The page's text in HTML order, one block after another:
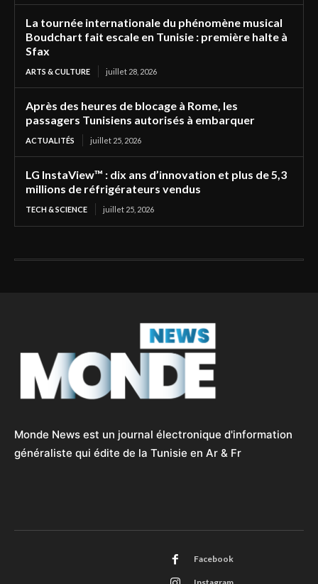
La tournée internationale du phénomène musical
Boudchart fait escale en Tunisie : première halte à
Sfax
ARTS & CULTURE juillet 28, 2026
Après des heures de blocage à Rome, les
passagers Tunisiens autorisés à embarquer
ACTUALITÉS juillet 25, 2026
LG InstaView™ : dix ans d’innovation et plus de 5,3
millions de réfrigérateurs vendus
TECH & SCIENCE juillet 25, 2026
Monde News est un journal électronique d'information
généraliste qui édite de la Tunisie en Ar & Fr
Facebook